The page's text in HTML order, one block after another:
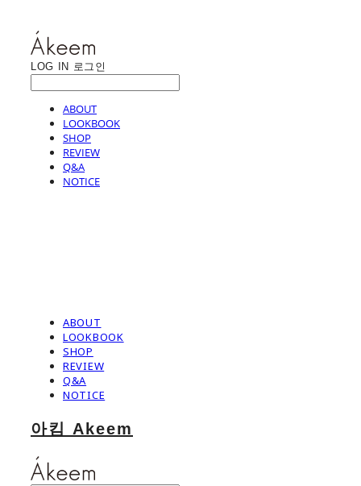
LOG IN 로그인
ABOUT
LOOKBOOK
SHOP
REVIEW
Q&A
NOTICE
ABOUT
LOOKBOOK
SHOP
REVIEW
Q&A
NOTICE
아킴 Akeem